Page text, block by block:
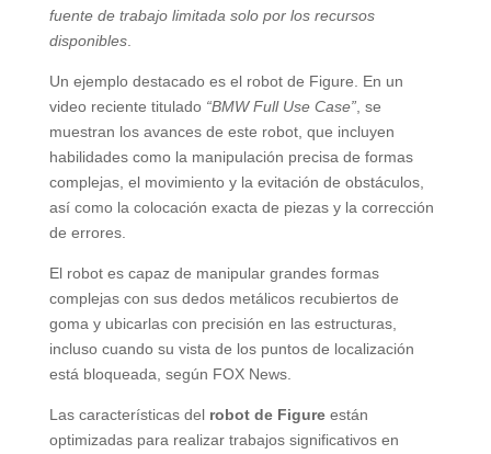
fuente de trabajo limitada solo por los recursos
disponibles.
Un ejemplo destacado es el robot de Figure. En un
video reciente titulado “BMW Full Use Case”, se
muestran los avances de este robot, que incluyen
habilidades como la manipulación precisa de formas
complejas, el movimiento y la evitación de obstáculos,
así como la colocación exacta de piezas y la corrección
de errores.
El robot es capaz de manipular grandes formas
complejas con sus dedos metálicos recubiertos de
goma y ubicarlas con precisión en las estructuras,
incluso cuando su vista de los puntos de localización
está bloqueada, según FOX News.
Las características del robot de Figureestán
optimizadas para realizar trabajos significativos en